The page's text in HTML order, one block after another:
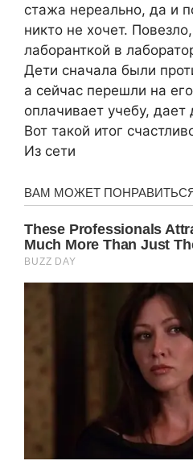
стажа нереально, да и
никто не хочет.
лаборанткой в
Дети сначала были
а сейчас перешли на
оплачивает учебу, дает
Вот такой итог
Из сети